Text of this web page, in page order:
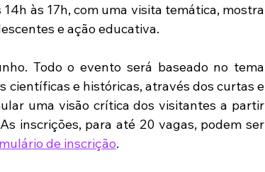
às 17h, com uma visita temática, mostra
e ação educativa.
Todo o evento será baseado no tema
científicas e históricas, através dos curtas e
uma visão crítica dos visitantes a partir
inscrições, para até 20 vagas, podem ser
de inscrição.